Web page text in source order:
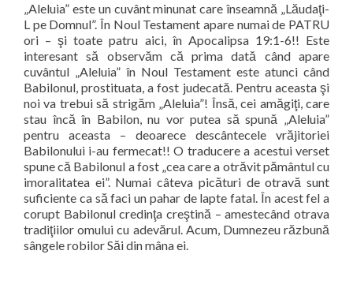
„Aleluia” este un cuvânt minunat care înseamnă „Lăudaţi-
L pe Domnul”. În Noul Testament apare numai de PATRU
ori – şi toate patru aici, în Apocalipsa 19:1-6!! Este
interesant să observăm că prima dată când apare
cuvântul „Aleluia” în Noul Testament este atunci când
Babilonul, prostituata, a fost judecată. Pentru aceasta şi
noi va trebui să strigăm „Aleluia”! Însă, cei amăgiţi, care
stau încă în Babilon, nu vor putea să spună „Aleluia”
pentru aceasta – deoarece descântecele vrăjitoriei
Babilonului i-au fermecat!! O traducere a acestui verset
spune că Babilonul a fost „cea care a otrăvit pământul cu
imoralitatea ei”. Numai câteva picături de otravă sunt
suficiente ca să faci un pahar de lapte fatal. În acest fel a
corupt Babilonul credinţa creştină – amestecând otrava
tradiţiilor omului cu adevărul. Acum, Dumnezeu răzbună
sângele robilor Săi din mâna ei.